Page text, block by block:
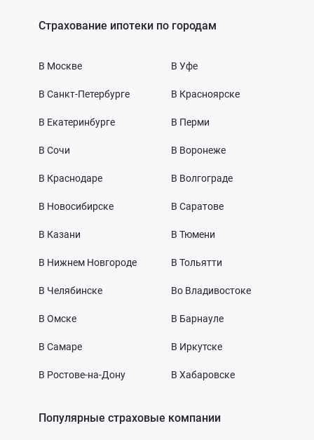
Страхование ипотеки по городам
В Москве
В Санкт-Петербурге
В Екатеринбурге
В Сочи
В Краснодаре
В Новосибирске
В Казани
В Нижнем Новгороде
В Челябинске
В Омске
В Самаре
В Ростове-на-Дону
В Уфе
В Красноярске
В Перми
В Воронеже
В Волгограде
В Саратове
В Тюмени
В Тольятти
Во Владивостоке
В Барнауле
В Иркутске
В Хабаровске
Популярные страховые компании